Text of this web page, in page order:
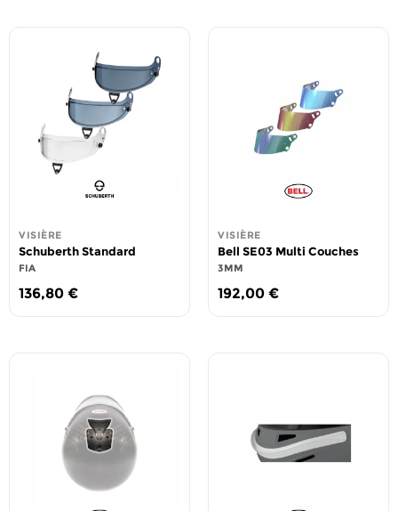
VISIÈRE
Schuberth Standard
FIA
136,80 €
VISIÈRE
Bell SE03 Multi Couches
3MM
192,00 €